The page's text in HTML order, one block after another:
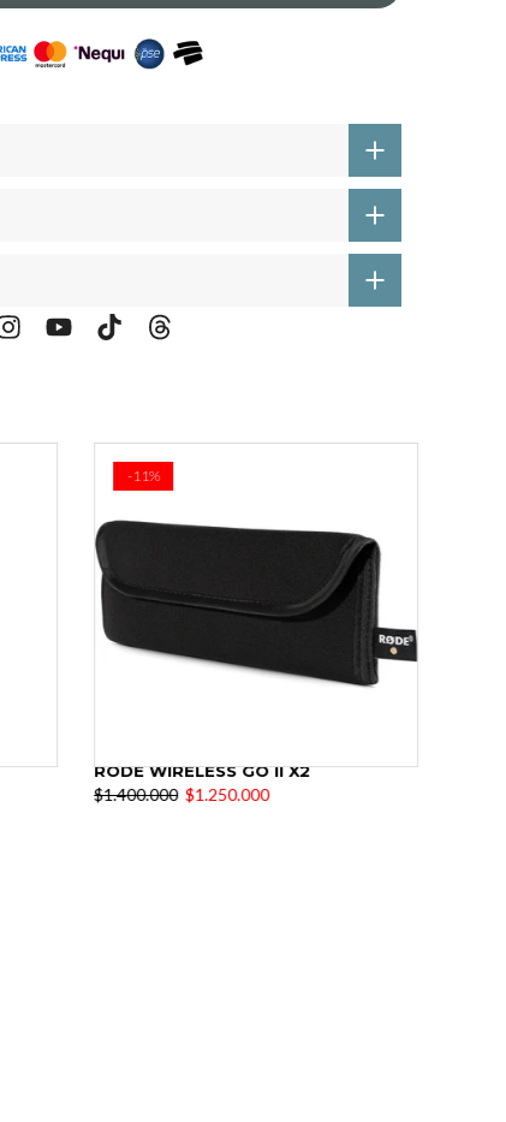
-11%
RODE WIRELESS GO II X2
$1.400.000 $1.250.000